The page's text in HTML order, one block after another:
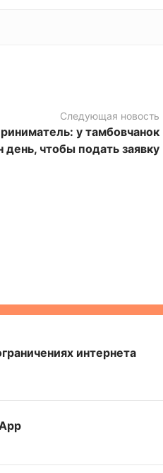
Следующая новость
у тамбовчанок
день, чтобы подать заявку
интернета